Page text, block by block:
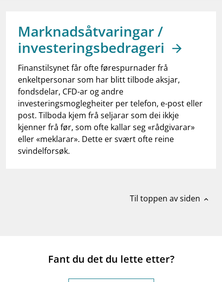
dashboardInformasjon for investorer
notifications_noneAbonner på nyhetsvarsel
Marknadsåtvaringar /
investeringsbedrageri
Finanstilsynet får ofte førespurnader frå
enkeltpersonar som har blitt tilbode aksjar,
fondsdelar, CFD-ar og andre
investeringsmoglegheiter per telefon, e-post eller
post. Tilboda kjem frå seljarar som dei ikkje
kjenner frå før, som ofte kallar seg «rådgivarar»
eller «meklarar». Dette er svært ofte reine
svindelforsøk.
Til toppen av siden expand_less
Fant du det du lette etter?